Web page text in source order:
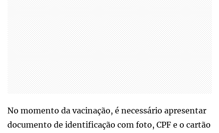
No momento da vacinação, é necessário apresentar
documento de identificação com foto, CPF e o cartão